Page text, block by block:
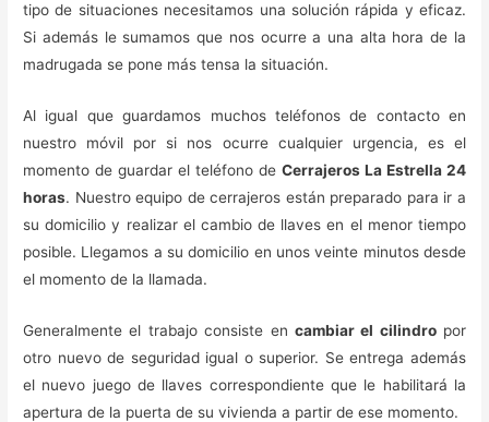
tipo de situaciones necesitamos una solución rápida y eficaz.
Si además le sumamos que nos ocurre a una alta hora de la
madrugada se pone más tensa la situación.
Al igual que guardamos muchos teléfonos de contacto en
nuestro móvil por si nos ocurre cualquier urgencia, es el
momento de guardar el teléfono de Cerrajeros La Estrella 24
horas. Nuestro equipo de cerrajeros están preparado para ir a
su domicilio y realizar el cambio de llaves en el menor tiempo
posible. Llegamos a su domicilio en unos veinte minutos desde
el momento de la llamada.
Generalmente el trabajo consiste en cambiar el cilindropor
otro nuevo de seguridad igual o superior. Se entrega además
el nuevo juego de llaves correspondiente que le habilitará la
apertura de la puerta de su vivienda a partir de ese momento.